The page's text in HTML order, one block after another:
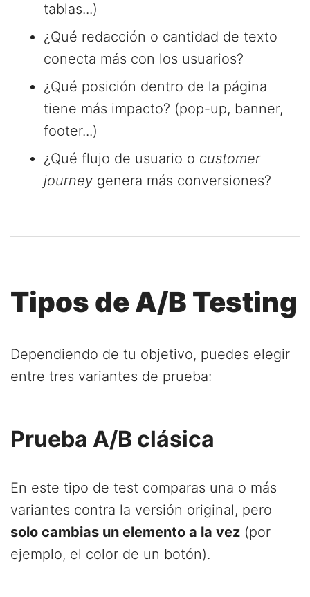
tablas...)
¿Qué redacción o cantidad de texto
conecta más con los usuarios?
¿Qué posición dentro de la página
tiene más impacto? (pop-up, banner,
footer...)
¿Qué flujo de usuario o customer
journey genera más conversiones?
Tipos de A/B Testing
Dependiendo de tu objetivo, puedes elegir
entre tres variantes de prueba:
Prueba A/B clásica
En este tipo de test comparas una o más
variantes contra la versión original, pero
solo cambias un elemento a la vez (por
ejemplo, el color de un botón).